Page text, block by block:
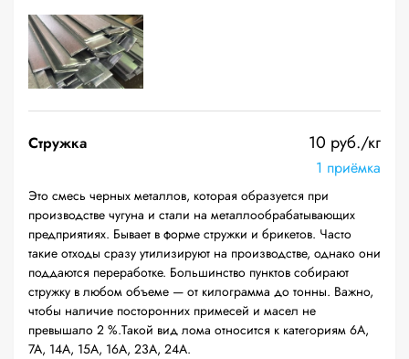
Стружка 10 руб./кг
1 приёмка
Это смесь черных металлов, которая образуется при
производстве чугуна и стали на металлообрабатывающих
предприятиях. Бывает в форме стружки и брикетов. Часто
такие отходы сразу утилизируют на производстве, однако они
поддаются переработке. Большинство пунктов собирают
стружку в любом объеме — от килограмма до тонны. Важно,
чтобы наличие посторонних примесей и масел не
превышало 2 %.Такой вид лома относится к категориям 6А,
7А, 14А, 15А, 16А, 23А, 24А.